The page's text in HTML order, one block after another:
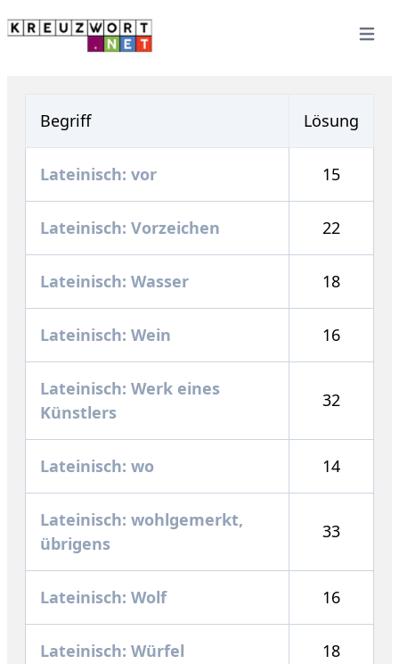
Open
Begriff Lösung
Lateinisch: vor 15
Lateinisch: Vorzeichen 22
Lateinisch: Wasser 18
Lateinisch: Wein 16
Lateinisch: Werk eines
Künstlers
32
Lateinisch: wo 14
Lateinisch: wohlgemerkt,
übrigens
33
Lateinisch: Wolf 16
Lateinisch: Würfel 18